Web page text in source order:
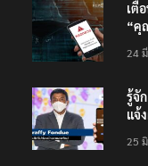
เตื
“คุ
24
รู้จั
แจ้
ทั่ว
25